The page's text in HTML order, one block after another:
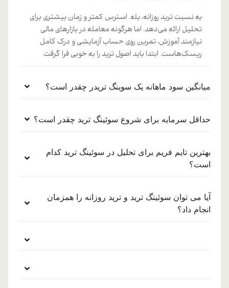
به نسبت ترید روزانه، بله. استرس کمتر و زمان بیشتری برای
تحلیل ارائه می‌دهد. اما هرگونه معامله در بازارهای مالی
نیازمند آموزش، تمرین روی حساب آزمایشی و درک کامل
ریسک‌هاست. ابتدا باید اصول ترید را به خوبی فرا گرفت.
میانگین سود ماهانه یک سوینگ تریدر چقدر است؟
حداقل سرمایه برای شروع سوئینگ ترید چقدر است؟
بهترین تایم ‌فریم برای تحلیل در سوئینگ ترید کدام
است؟
آیا می ‌توان سوئینگ ترید و ترید روزانه را همزمان
انجام داد؟